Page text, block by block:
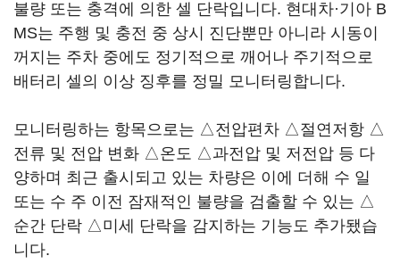
불량 또는 충격에 의한 셀 단락입니다. 현대차·기아 B
MS는 주행 및 충전 중 상시 진단뿐만 아니라 시동이
꺼지는 주차 중에도 정기적으로 깨어나 주기적으로
배터리 셀의 이상 징후를 정밀 모니터링합니다.
모니터링하는 항목으로는 △전압편차 △절연저항 △
전류 및 전압 변화 △온도 △과전압 및 저전압 등 다
양하며 최근 출시되고 있는 차량은 이에 더해 수 일
또는 수 주 이전 잠재적인 불량을 검출할 수 있는 △
순간 단락 △미세 단락을 감지하는 기능도 추가됐습
니다.